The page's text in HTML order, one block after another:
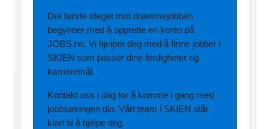
Det første steget mot drømmejobben
begynner med å opprette en konto på
JOBS.no. Vi hjelper deg med å finne jobber i
SKIEN som passer dine ferdigheter og
karrieremål.
Kontakt oss i dag for å komme i gang med
jobbsøkingen din. Vårt team i SKIEN står
klart til å hjelpe deg.